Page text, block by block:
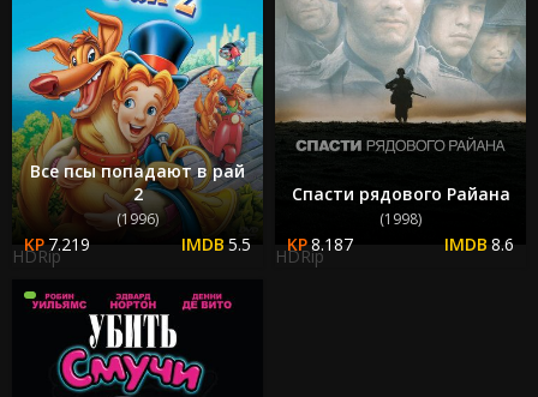
Все псы попадают в рай
2
(1996)
7.219 5.5
HDRip
Спасти рядового Райана
(1998)
8.187 8.6
HDRip